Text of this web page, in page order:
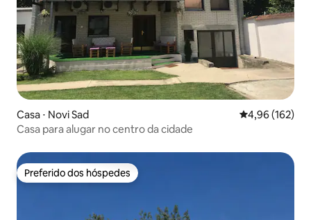
Casa ⋅ Novi Sad 4,96 de uma
4,96 (162)
Casa para alugar no centro da cidade
Preferido dos hóspedes
Preferido dos hóspedes